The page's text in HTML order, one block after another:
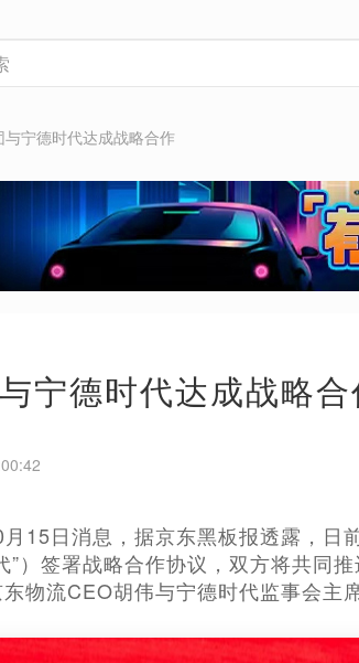
与宁德时代达成战略合作
宁德时代达成战略合
15日消息，据京东黑板报透露，日
”）签署战略合作协议，双方将共同
物流CEO胡伟与宁德时代监事会主